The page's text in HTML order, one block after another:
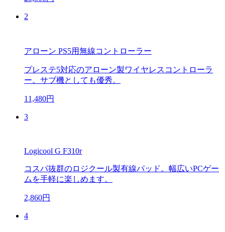
2
アローン PS5用無線コントローラー
プレステ5対応のアローン製ワイヤレスコントローラ
ー。サブ機としても優秀。
11,480円
3
Logicool G F310r
コスパ抜群のロジクール製有線パッド。幅広いPCゲー
ムを手軽に楽しめます。
2,860円
4